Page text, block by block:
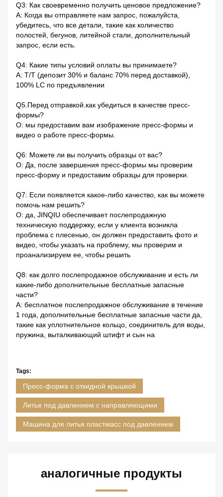
Q3: Как своевременно получить ценовое предложение?
A: Когда вы отправляете нам запрос, пожалуйста,
убедитесь, что все детали, такие как количество
полостей, бегунов, литейной стали, дополнительный
запрос, если есть.
Q4: Какие типы условий оплаты вы принимаете?
A: T/T (депозит 30% и баланс 70% перед доставкой),
100% LC по предъявлении
Q5.Перед отправкой.как убедиться в качестве пресс-
формы?
О: мы предоставим вам изображение пресс-формы и
видео о работе пресс-формы.
Q6: Можете ли вы получить образцы от вас?
О: Да, после завершения пресс-формы мы проверим
пресс-форму и предоставим образцы для проверки.
Q7: Если появляется какое-либо качество, как вы можете
помочь нам решить?
О: да, JINQIU обеспечивает послепродажную
техническую поддержку, если у клиента возникла
проблема с плесенью, он должен предоставить фото и
видео, чтобы указать на проблему, мы проверим и
проанализируем ее, чтобы решить
Q8: как долго послепродажное обслуживание и есть ли
какие-либо дополнительные бесплатные запасные
части?
A: бесплатное послепродажное обслуживание в течение
1 года, дополнительные бесплатные запасные части да,
такие как уплотнительное кольцо, соединитель для воды,
пружина, выталкивающий штифт и сын на
Tags:
Пресс-форма с откидной крышкой
Литье под давлением с направляющими
Машина для литья пластмасс под давлением
аналогичные продукты